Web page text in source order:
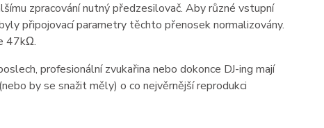
zpracování nutný předzesilovač. Aby různé vstupní
připojovací parametry těchto přenosek normalizovány.
47kΩ.
profesionální zvukařina nebo dokonce DJ-ing mají
by se snažit měly) o co nejvěrnější reprodukci